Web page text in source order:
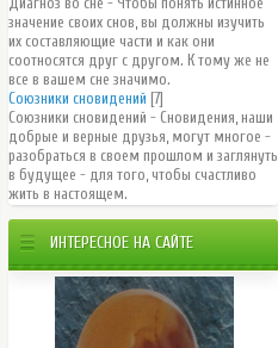
значение своих снов, вы должны изучить
их составляющие части и как они
соотносятся друг с другом. К тому же не
все в вашем сне значимо.
Союзники сновидений [7]
Союзники сновидений - Сновидения, наши
добрые и верные друзья, могут многое -
разобраться в своем прошлом и заглянуть
в будущее - для того, чтобы счастливо
жить в настоящем.
ИНТЕРЕСНОЕ НА САЙТЕ